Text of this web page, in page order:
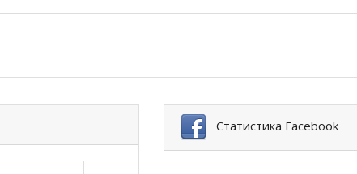
Статистика Facebook